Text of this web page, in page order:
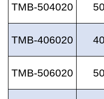
TMB-504020
TMB-406020
TMB-506020